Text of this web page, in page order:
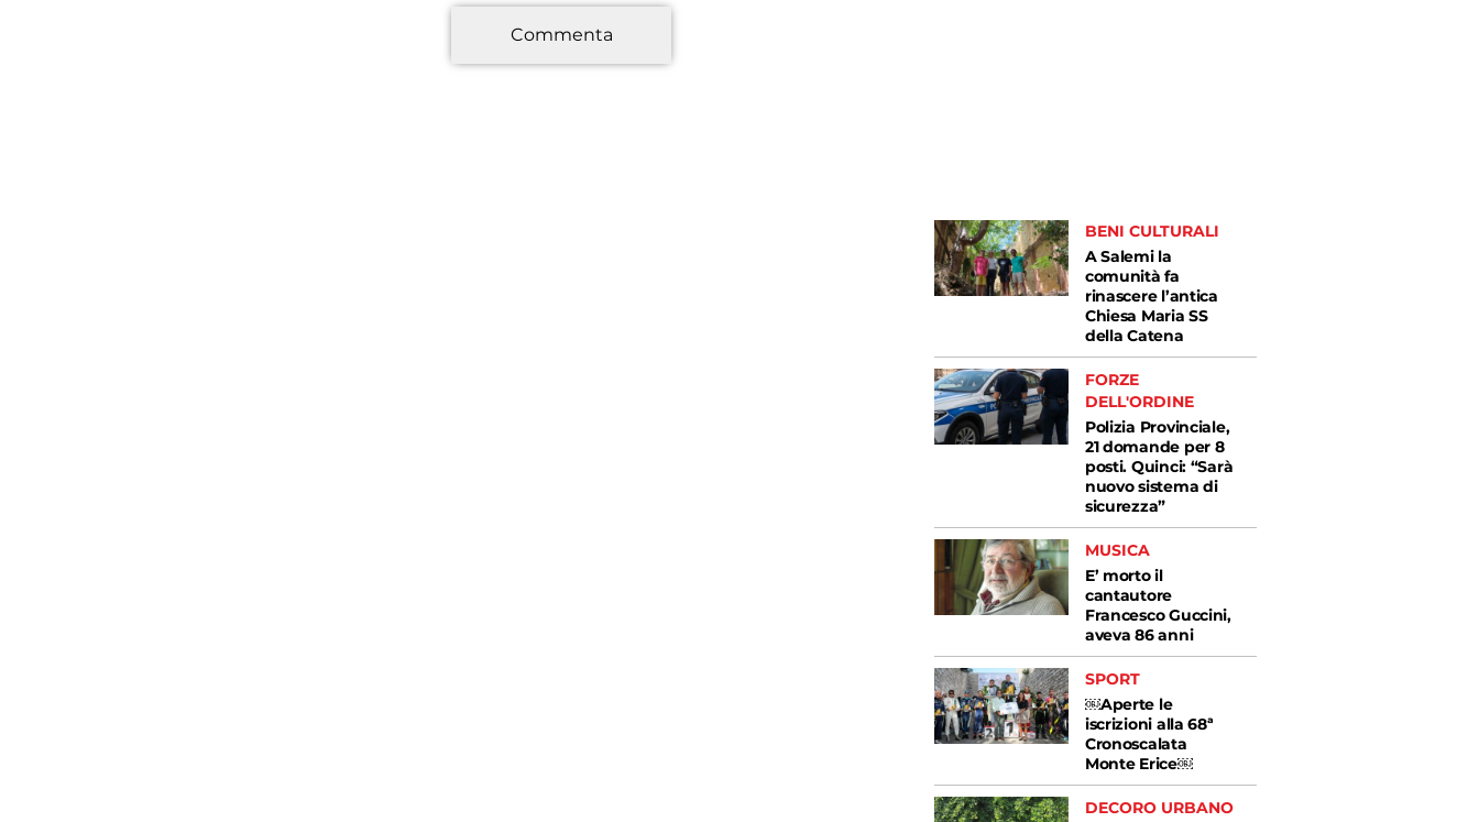
Commenta
BENI CULTURALI
A Salemi la
comunità fa
rinascere l’antica
Chiesa Maria SS
della Catena
FORZE
DELL'ORDINE
Polizia Provinciale,
21 domande per 8
posti. Quinci: “Sarà
nuovo sistema di
sicurezza”
MUSICA
E’ morto il
cantautore
Francesco Guccini,
aveva 86 anni
SPORT
￼Aperte le
iscrizioni alla 68ª
Cronoscalata
Monte Erice￼
DECORO URBANO